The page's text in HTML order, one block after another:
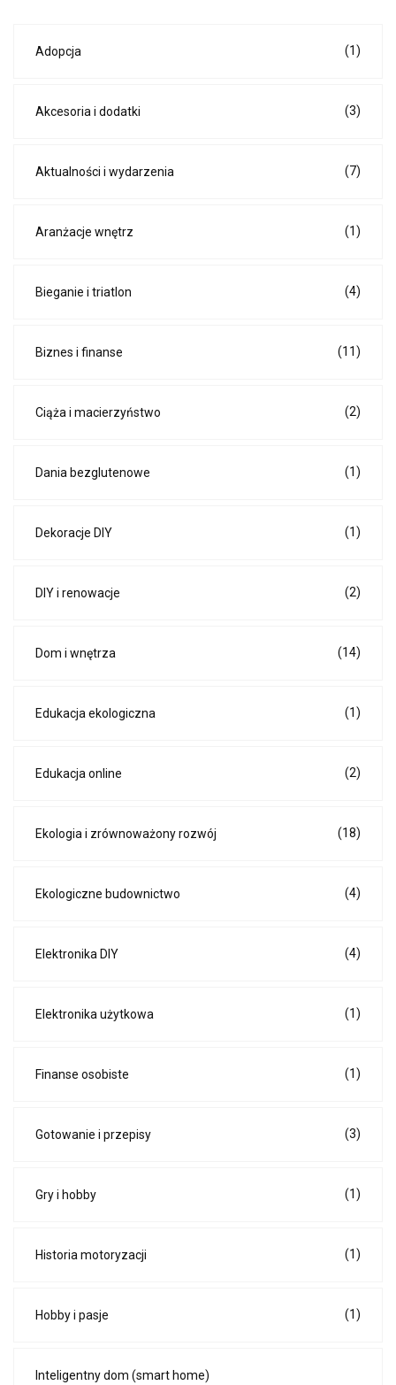
Adopcja (1)
Akcesoria i dodatki (3)
Aktualności i wydarzenia (7)
Aranżacje wnętrz (1)
Bieganie i triatlon (4)
Biznes i finanse (11)
Ciąża i macierzyństwo (2)
Dania bezglutenowe (1)
Dekoracje DIY (1)
DIY i renowacje (2)
Dom i wnętrza (14)
Edukacja ekologiczna (1)
Edukacja online (2)
Ekologia i zrównoważony rozwój (18)
Ekologiczne budownictwo (4)
Elektronika DIY (4)
Elektronika użytkowa (1)
Finanse osobiste (1)
Gotowanie i przepisy (3)
Gry i hobby (1)
Historia motoryzacji (1)
Hobby i pasje (1)
Inteligentny dom (smart home)